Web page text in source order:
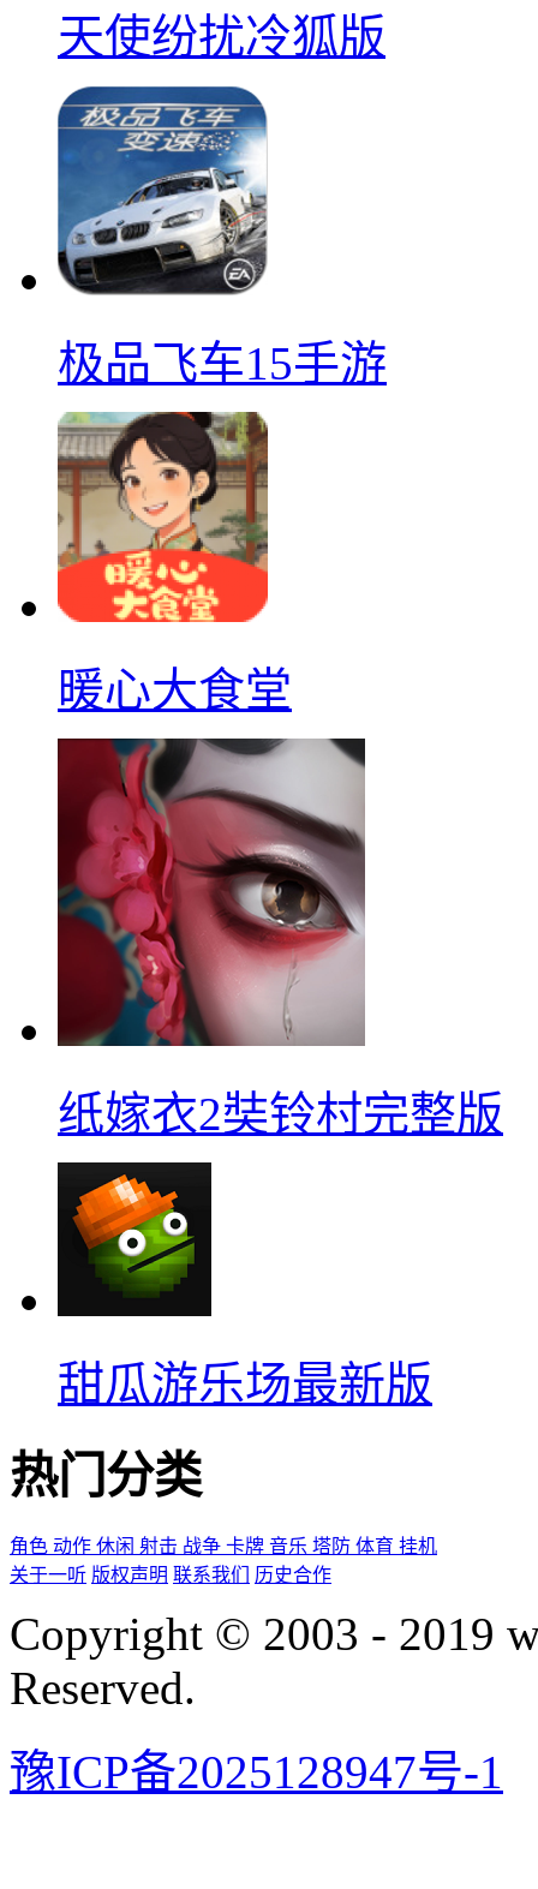
天使纷扰冷狐版
极品飞车15手游
暖心大食堂
纸嫁衣2奘铃村完整版
甜瓜游乐场最新版
热门分类
角色 动作 休闲 射击 战争 卡牌 音乐 塔防 体育 挂机
关于一听 版权声明 联系我们 历史合作
Copyright © 2003 - 2019
Reserved.
豫ICP备2025128947号-1